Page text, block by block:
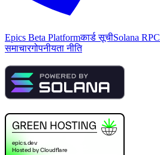
Epics Beta Platformकार्ड सूचीSolana RPC
समाचारगोपनीयता नीति